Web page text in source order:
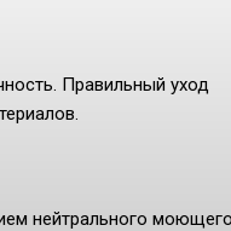
Правильный уход
нейтрального